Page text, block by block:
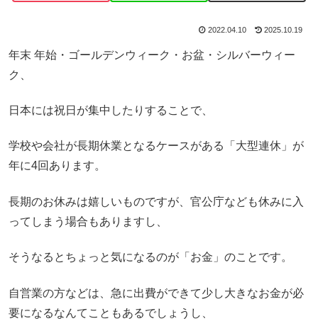
2022.04.10 2025.10.19
年末 年始・ゴールデンウィーク・お盆・シルバーウィー
ク、
日本には祝日が集中したりすることで、
学校や会社が長期休業となるケースがある「大型連休」が
年に4回あります。
長期のお休みは嬉しいものですが、官公庁なども休みに入
ってしまう場合もありますし、
そうなるとちょっと気になるのが「お金」のことです。
自営業の方などは、急に出費ができて少し大きなお金が必
要になるなんてこともあるでしょうし、